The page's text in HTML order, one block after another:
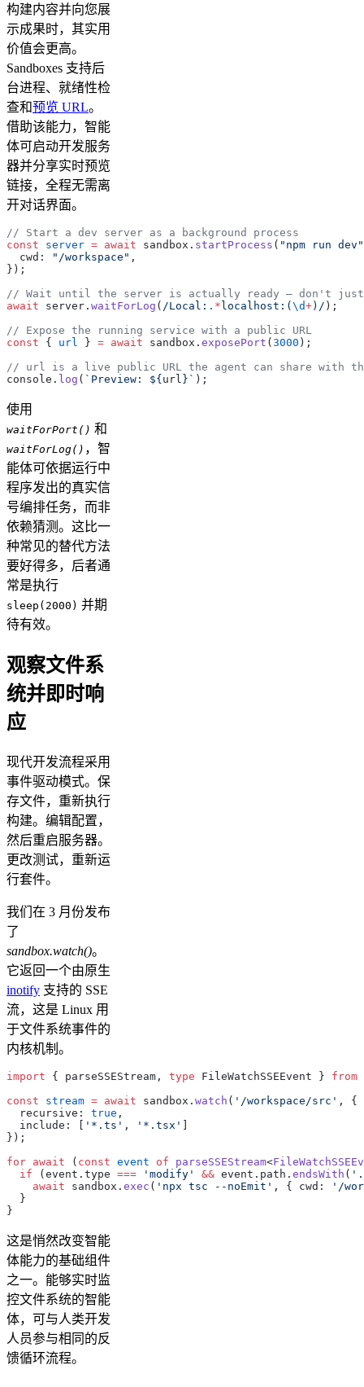
构建内容并向您展
示成果时，其实用
价值会更高。
Sandboxes 支持后
台进程、就绪性检
查和预览 URL。
借助该能力，智能
体可启动开发服务
器并分享实时预览
链接，全程无需离
开对话界面。
// Start a dev server as a background process
const server = await sandbox. startProcess ( "npm run dev"
  cwd:
"/workspace" ,
});
// Wait until the server is actually ready — don't just
await server. waitForLog ( /Local: . *localhost:(\d+)/ );
// Expose the running service with a public URL
const { url } = await sandbox. exposePort (3000 );
// url is a live public URL the agent can share with
console. log ( `Preview: ${url }` );
使用
waitForPort() 和
waitForLog() ，智
能体可依据运行中
程序发出的真实信
号编排任务，而非
依赖猜测。这比一
种常见的替代方法
要好得多，后者通
常是执行
sleep(2000) 并期
待有效。
观察文件系
统并即时响
应
现代开发流程采用
事件驱动模式。保
存文件，重新执行
构建。编辑配置，
然后重启服务器。
更改测试，重新运
行套件。
我们在 3 月份发布
了
sandbox.watch()。
它返回一个由原生
inotify 支持的 SSE
流，这是 Linux 用
于文件系统事件的
内核机制。
import { parseSSEStream, type FileWatchSSEEvent } from
const stream = await sandbox. watch ( '/workspace/src' , {
  recursive:
true ,
  include: [
'*.ts' , '*.tsx' ]
});
for await ( const event of parseSSEStream<
  if
(event.type === 'modify' && event.path. endsWith (
    await
sandbox. exec ( 'npx tsc --noEmit' , { cwd:
'/
  }
}
这是悄然改变智能
体能力的基础组件
之一。能够实时监
控文件系统的智能
体，可与人类开发
人员参与相同的反
馈循环流程。